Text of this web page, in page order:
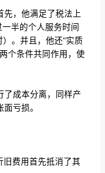
先，他满足了税法上
半的个人服务时间
。并且，他还“实质
个条件共同作用，使
了成本分离，同样产
亏损。
旧费用首先抵消了其